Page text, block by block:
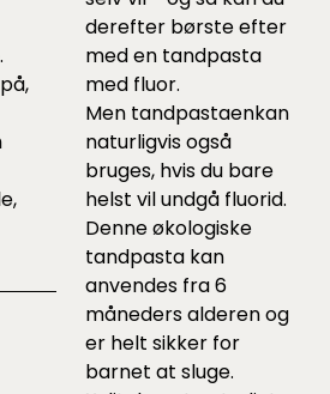
derefter børste efter
med en tandpasta
med fluor.
Men tandpastaenkan
naturligvis også
bruges, hvis du bare
helst vil undgå fluorid.
Denne økologiske
tandpasta kan
anvendes fra 6
måneders alderen og
er helt sikker for
barnet at sluge.